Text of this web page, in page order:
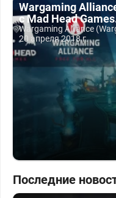
Wargaming
с Mad Head
Wargaming Alliance
20 апреля 2018 г.
Последние